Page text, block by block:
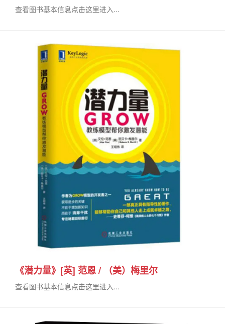
查看图书基本信息点击这里进入...
《潜力量》[英] 范恩 / （美）梅里尔
查看图书基本信息点击这里进入...